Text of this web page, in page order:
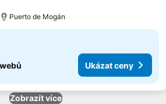
Puerto de Mogán
Ukázat ceny
Zobrazít více